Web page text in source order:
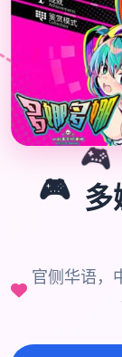
🎮
🎮 多
官侧华语，